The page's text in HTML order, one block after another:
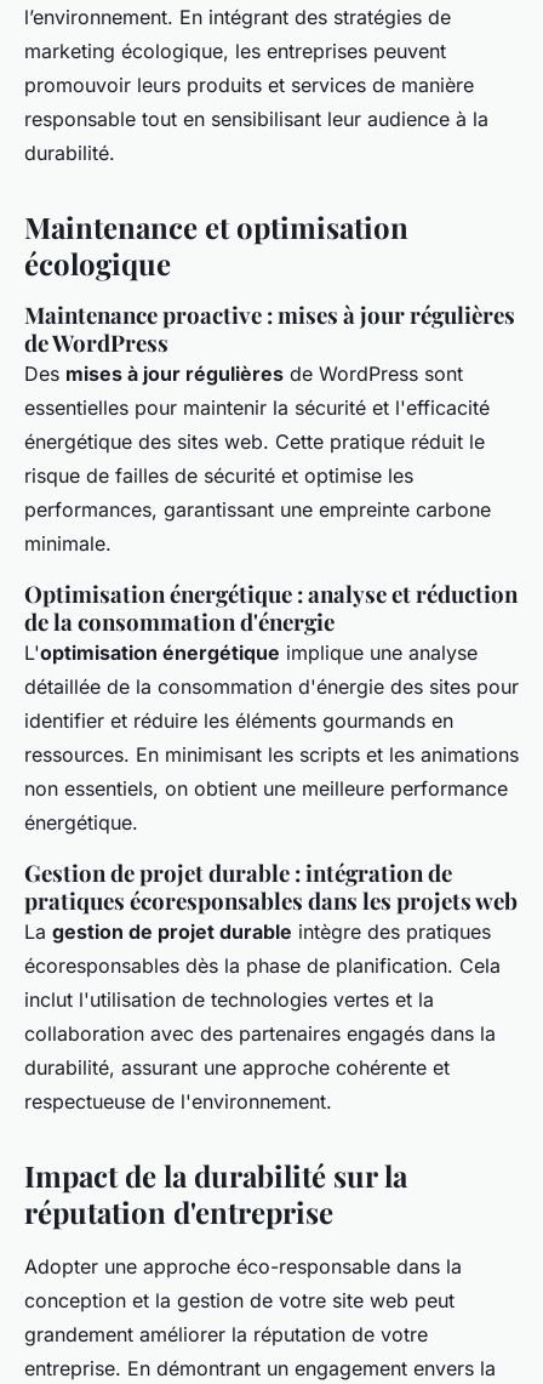
l’environnement. En intégrant des stratégies de
marketing écologique, les entreprises peuvent
promouvoir leurs produits et services de manière
responsable tout en sensibilisant leur audience à la
durabilité.
Maintenance et optimisation
écologique
Maintenance proactive : mises à jour régulières
de WordPress
Des mises à jour régulières de WordPress sont
essentielles pour maintenir la sécurité et l'efficacité
énergétique des sites web. Cette pratique réduit le
risque de failles de sécurité et optimise les
performances, garantissant une empreinte carbone
minimale.
Optimisation énergétique : analyse et réduction
de la consommation d'énergie
L'optimisation énergétique implique une analyse
détaillée de la consommation d'énergie des sites pour
identifier et réduire les éléments gourmands en
ressources. En minimisant les scripts et les animations
non essentiels, on obtient une meilleure performance
énergétique.
Gestion de projet durable : intégration de
pratiques écoresponsables dans les projets web
La gestion de projet durable intègre des pratiques
écoresponsables dès la phase de planification. Cela
inclut l'utilisation de technologies vertes et la
collaboration avec des partenaires engagés dans la
durabilité, assurant une approche cohérente et
respectueuse de l'environnement.
Impact de la durabilité sur la
réputation d'entreprise
Adopter une approche éco-responsable dans la
conception et la gestion de votre site web peut
grandement améliorer la réputation de votre
entreprise. En démontrant un engagement envers la